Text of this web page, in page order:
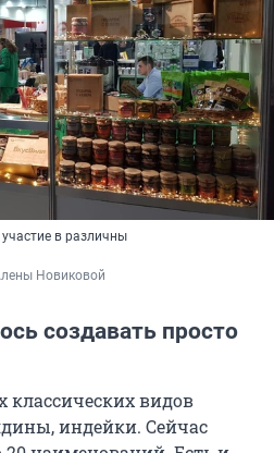
в различны
Новиковой
создавать просто
классических видов
индейки. Сейчас